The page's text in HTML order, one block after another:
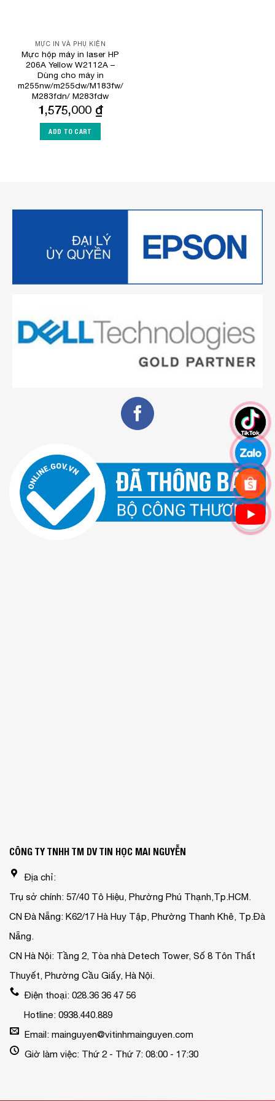
MỰC IN VÀ PHỤ KIỆN
Mực hộp máy in laser HP
206A Yellow W2112A –
Dùng cho máy in
m255nw/m255dw/M183fw/
M283fdn/ M283fdw
1,575,000 ₫
ADD TO CART
CÔNG TY TNHH TM DV TIN HỌC MAI NGUYỄN
Địa chỉ:
Trụ sở chính: 57/40 Tô Hiệu, Phường Phú Thạnh,Tp.HCM.
CN Đà Nẵng: K62/17 Hà Huy Tập, Phường Thanh Khê, Tp.Đà
Nẵng.
CN Hà Nội: Tầng 2, Tòa nhà Detech Tower, Số 8 Tôn Thất
Thuyết, Phường Cầu Giấy, Hà Nội.
Điện thoại: 028.36 36 47 56
Hotline: 0938.440.889
Email: mainguyen@vitinhmainguyen.com
Giờ làm việc: Thứ 2 - Thứ 7: 08:00 - 17:30